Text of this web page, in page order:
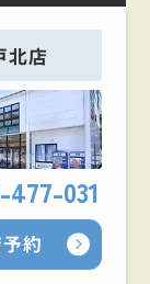
北店
477-031
約